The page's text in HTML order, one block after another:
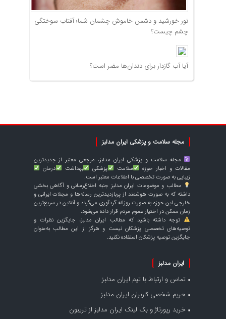
نور خورشید و دشمن خاموش چشمان شما؛ آفتاب سوختگی
چشم چیست؟
آیا آب گازدار برای دندان‌ها مضر است؟
مجله سلامت و پزشکی ایران مدلبز
مجله سلامت و پزشکی ایران مدلبز، مرجعی معتبر از جدیدترین
مقالات و اخبار حوزه
سلامت پزشکی بهداشت
درمان
زیبایی به صورت تخصصی با اطلاعات معتبر است.
مطالب و موضوعات ایران مدلبز جنبه اطلاع‌رسانی و آگاهی بخشی
داشته که به صورت هوشمند از پربازدیدترین رسانه‌ها و مجلات ایرانی و
خارجی این حوزه به صورت روزانه گردآوری می‌گردد و آنلاین در سریع‌ترین
زمان ممکن در اختیار عموم مردم قرار داده می‌شود.
توجه داشته باشید که مطالب ایران مدلبز، جایگزین نظرات و
توصیه‌های تخصصی پزشکان نیست و هرگز از این مطالب به‌عنوان
جایگزین توصیه پزشکان استفاده نکنید.
ایران مدلبز
تماس و ارتباط با تیم ایران مدلبز
حریم شخصی کاربران ایران مدلبز
خرید رپورتاژ و بک لینک ایران مدلبز از تریبون